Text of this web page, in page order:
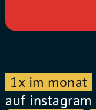
1x im monat
auf instagram